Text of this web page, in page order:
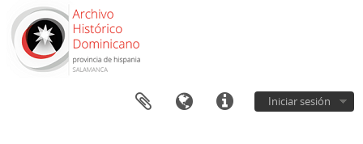
Iniciar sesión